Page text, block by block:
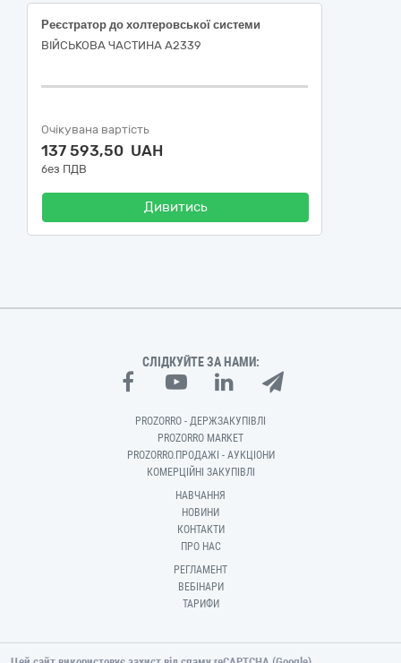
Реєстратор до холтеровської системи
ВІЙСЬКОВА ЧАСТИНА А2339
Очікувана вартість
137 593,50 UAH
без ПДВ
Дивитись
СЛІДКУЙТЕ ЗА НАМИ:
PROZORRO - ДЕРЖЗАКУПІВЛІ
PROZORRO MARKET
PROZORRO.ПРОДАЖІ - АУКЦІОНИ
КОМЕРЦІЙНІ ЗАКУПІВЛІ
НАВЧАННЯ
НОВИНИ
КОНТАКТИ
ПРО НАС
РЕГЛАМЕНТ
ВЕБІНАРИ
ТАРИФИ